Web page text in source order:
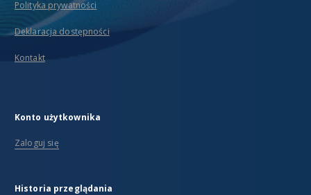
Polityka prywatności
Deklaracja dostępności
Kontakt
Konto użytkownika
Zaloguj się
Historia przeglądania